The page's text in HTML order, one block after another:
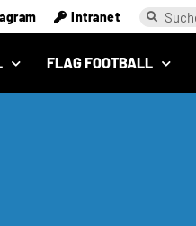
Intranet
FLAG FOOTBALL